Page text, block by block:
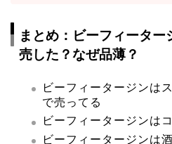
まとめ：ビーフィーター
売した？なぜ品薄？
ビーフィータージンは
で売ってる
ビーフィータージンは
ビーフィータージンは